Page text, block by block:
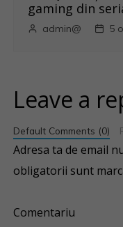
gaming din
admin@ 5
Leave a
Default Comments (0)
Adresa ta de email
obligatorii sunt
Comentariu